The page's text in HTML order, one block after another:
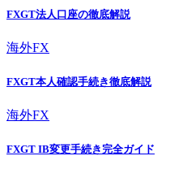
FXGT法人口座の徹底解説
海外FX
FXGT本人確認手続き徹底解説
海外FX
FXGT IB変更手続き完全ガイド